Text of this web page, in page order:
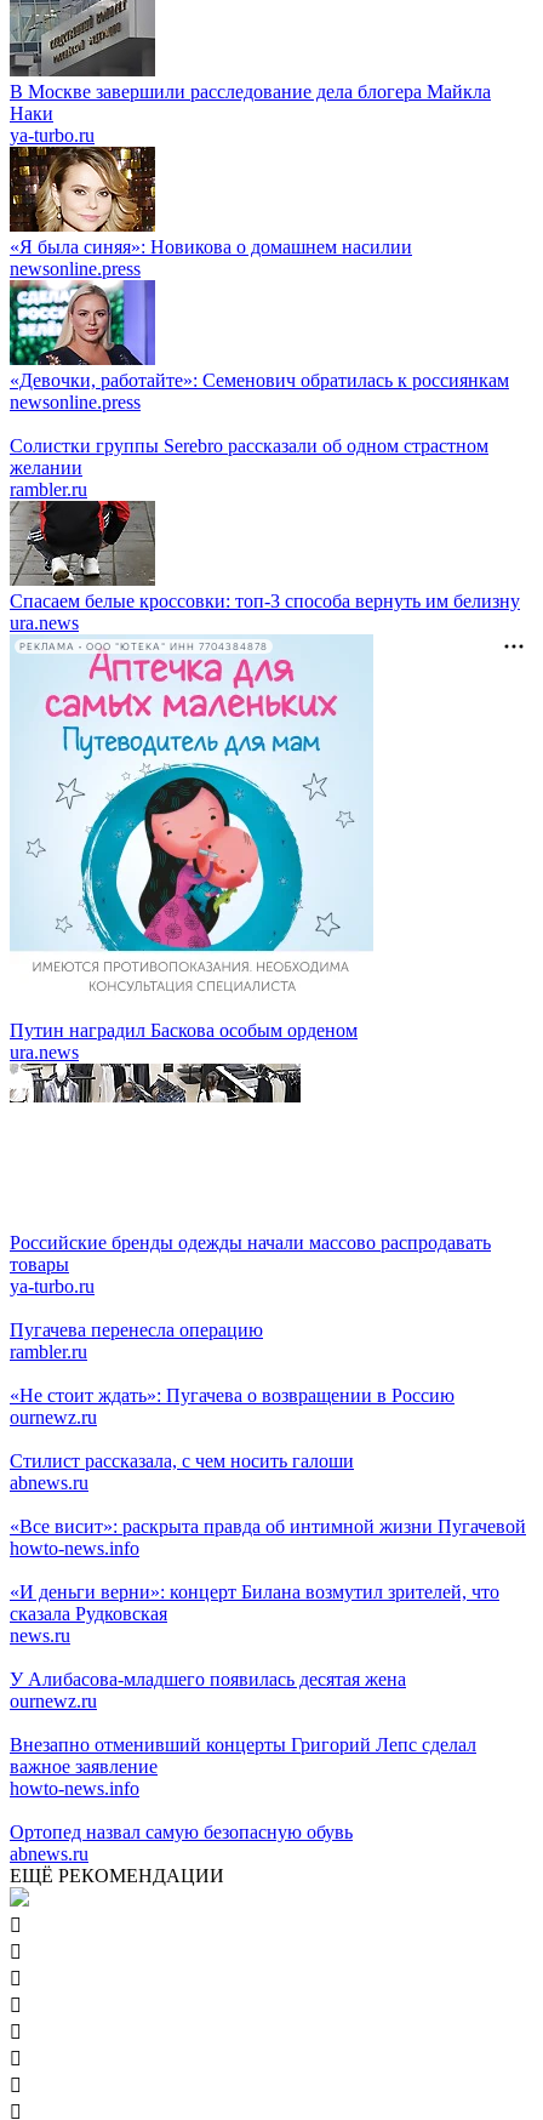
В Москве завершили расследование дела блогера Майкла
Наки
ya-turbo.ru
«Я была синяя»: Новикова о домашнем насилии
newsonline.press
«Девочки, работайте»: Семенович обратилась к россиянкам
newsonline.press
Солистки группы Serebro рассказали об одном страстном
желании
rambler.ru
Спасаем белые кроссовки: топ-3 способа вернуть им белизну
ura.news
РЕКЛАМА • ООО "ЮТЕКА" ИНН 7704384878
Путин наградил Баскова особым орденом
ura.news
Российские бренды одежды начали массово распродавать
товары
ya-turbo.ru
Пугачева перенесла операцию
rambler.ru
«Не стоит ждать»: Пугачева о возвращении в Россию
ournewz.ru
Стилист рассказала, с чем носить галоши
abnews.ru
«Все висит»: раскрыта правда об интимной жизни Пугачевой
howto-news.info
«И деньги верни»: концерт Билана возмутил зрителей, что
сказала Рудковская
news.ru
У Алибасова-младшего появилась десятая жена
ournewz.ru
Внезапно отменивший концерты Григорий Лепс сделал
важное заявление
howto-news.info
Ортопед назвал самую безопасную обувь
abnews.ru
ЕЩЁ РЕКОМЕНДАЦИИ







